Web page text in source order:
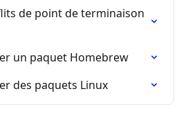
de point de terminaison
un paquet Homebrew
des paquets Linux